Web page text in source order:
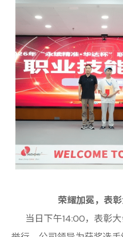
荣耀加冕，表
当日下午14:00，表彰